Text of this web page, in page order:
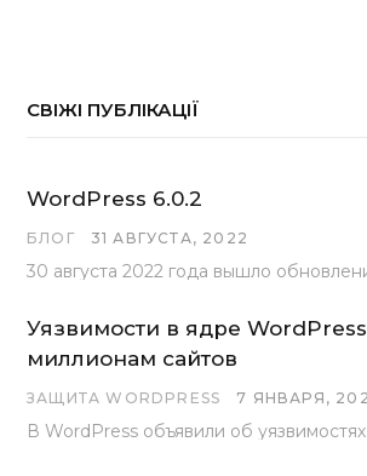
СВІЖІ ПУБЛІКАЦІЇ
WordPress 6.0.2
БЛОГ 31 АВГУСТА, 2022
Уязвимости в ядре
миллионам сайтов
ЗАЩИТА WORDPRESS 7 ЯНВАРЯ,